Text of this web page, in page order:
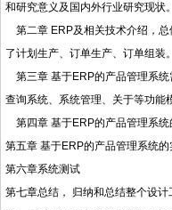
和研究意义及国内外行业研究现状。
第二章 ERP及相关技术介绍，总
了计划生产、订单生产、订单组装。
第三章 基于ERP的产品管理系
查询系统、系统管理、关于等功能
第四章 基于ERP的产品管理系
第五章 基于ERP的产品管理系统的
第六章系统测试
第七章总结，
归纳和总结整个设